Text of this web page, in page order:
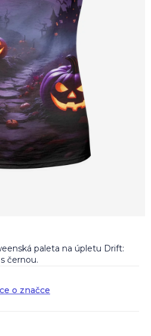
paleta na úpletu Drift:
černou.
o značce